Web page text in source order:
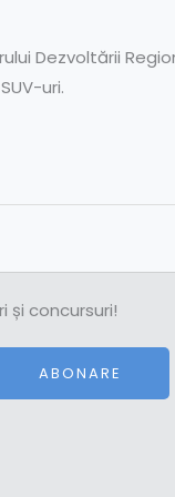
Dezvoltării
uri.
concursuri!
ABONARE